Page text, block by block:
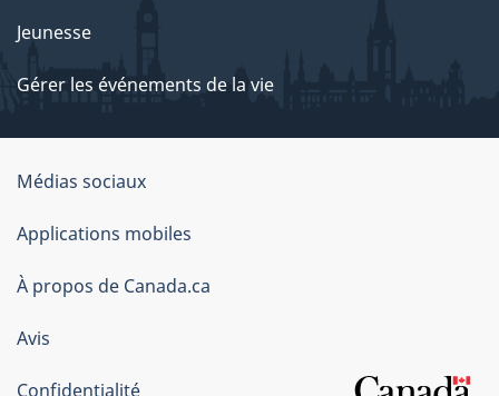
Jeunesse
Gérer les événements de la vie
Organisation
du
gouvernement
du
Canada
Médias sociaux
Applications mobiles
À propos de Canada.ca
Avis
Confidentialité